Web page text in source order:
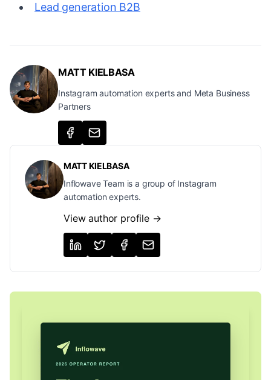
Lead generation B2B
MATT KIELBASA
Instagram automation experts and Meta Business
Partners
MATT KIELBASA
Inflowave Team is a group of Instagram
automation experts.
View author profile →